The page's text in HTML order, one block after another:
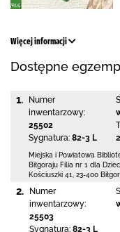
Więcej informacji
Dostępne
1.
Numer
inwentarzowy:
25502
Sygnatura: 82-3 L
Miejska i Powiatowa
Biłgoraju Filia nr 1 dla
Kościuszki 41
23-400
2.
Numer
inwentarzowy:
25503
Sygnatura: 82-3 L